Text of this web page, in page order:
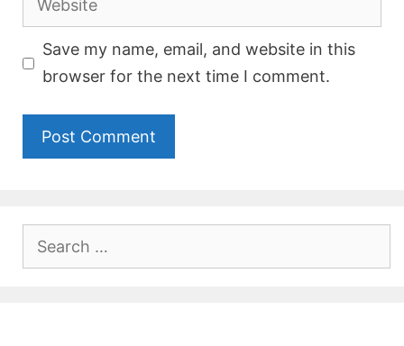
Save my name, email, and website in this
browser for the next time I comment.
Search
for: